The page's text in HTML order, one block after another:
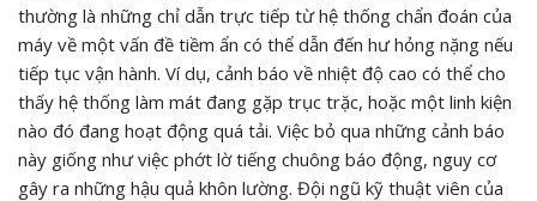
thường là những chỉ dẫn trực tiếp từ hệ thống chẩn đoán của
máy về một vấn đề tiềm ẩn có thể dẫn đến hư hỏng nặng nếu
tiếp tục vận hành. Ví dụ, cảnh báo về nhiệt độ cao có thể cho
thấy hệ thống làm mát đang gặp trục trặc, hoặc một linh kiện
nào đó đang hoạt động quá tải. Việc bỏ qua những cảnh báo
này giống như việc phớt lờ tiếng chuông báo động, nguy cơ
gây ra những hậu quả khôn lường. Đội ngũ kỹ thuật viên của